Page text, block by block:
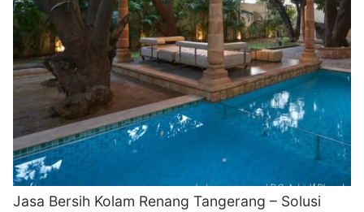
Jasa Bersih Kolam Renang Tangerang – Solusi